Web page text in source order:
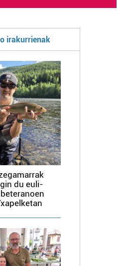
irakurrienak
du euli-